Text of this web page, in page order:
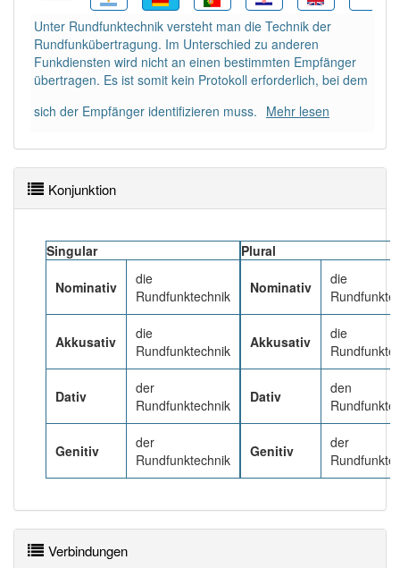
Häufigkeit: 4 von 10
Wörter mit Endung-rundfunktechnik: 1
Wörter mit Endung-rundfunktechnik
aber mit
einem anderen Artikel
97% unserer Spielapp-Nutzer haben den Artikel
korrekt erraten.
Unter Rundfunktechnik versteht man die Technik der
Rundfunkübertragung. Im Unterschied zu anderen
Funkdiensten wird nicht an einen bestimmten Empfänger
übertragen. Es ist somit kein Protokoll erforderlich, bei dem
sich der Empfänger identifizieren muss. Mehr lesen
Konjunktion
Singular
Nominativ
die
Rundfunktechnik
Akkusativ
die
Rundfunktechnik
Dativ
der
Rundfunktechnik
Genitiv
der
Rundfunktechnik
Plural
Nominativ
die
Akkusativ
die
Dativ
den
Genitiv
der
Verbindungen